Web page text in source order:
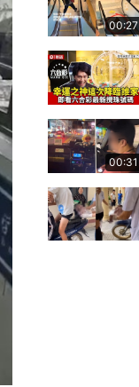
00:27
00:31